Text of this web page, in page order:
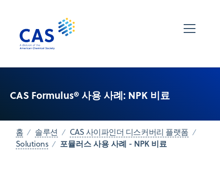
CAS Formulus® 사용 사례: NPK 비료
홈 솔루션
CAS 사이파인더 디스커버리 플랫폼
Solutions
포뮬러스 사용 사례 - NPK 비료